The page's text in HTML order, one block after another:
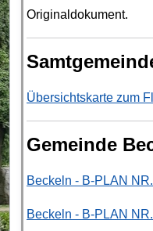
Originaldokument.
Übersichtskarte zum
Gemeinde
Beckeln - B-PLAN
Beckeln - B-PLAN